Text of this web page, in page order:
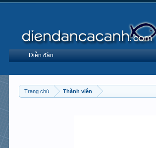
Trang chủ Thành viên
Diễn đàn